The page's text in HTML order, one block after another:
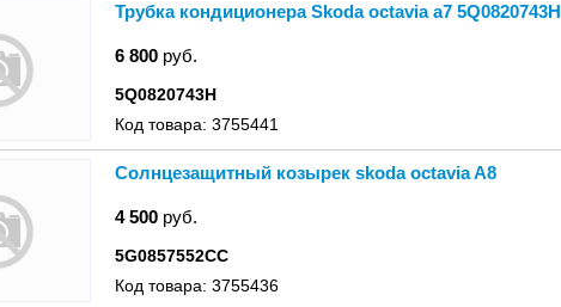
Трубка кондиционера Skoda octavia а7 5Q0820743H
6 800 руб.
5Q0820743H
Код товара: 3755441
Солнцезащитный козырек skoda octavia A8
4 500 руб.
5G0857552CC
Код товара: 3755436